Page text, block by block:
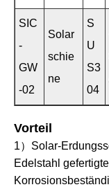
SIC
-
GW
-02
Solar
schie
ne
S
U
S3
04
Vorteil
1）Solar-
Edelstahl